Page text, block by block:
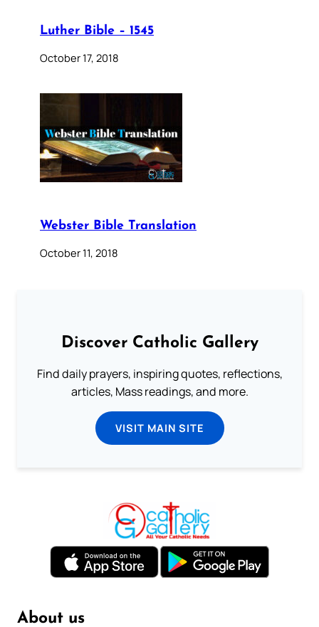
Luther Bible – 1545
October 17, 2018
Webster Bible Translation
October 11, 2018
Discover Catholic Gallery
Find daily prayers, inspiring quotes, reflections,
articles, Mass readings, and more.
VISIT MAIN SITE
About us